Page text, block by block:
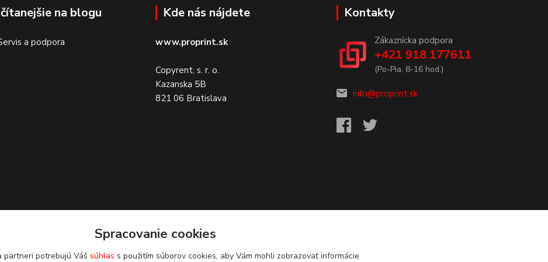
na blogu
a podpora
Kde nás nájdete
www.proprint.sk
Copyrent, s. r. o.
Kazanska 5B
821 06 Bratislava
Kontakty
Zákaznícka podpora
+421 918 177611
(Po-Pia, 8-16 hod.)
info@proprint.sk
Spracovanie cookies
partneri potrebujú Váš súhlas s použitím súborov cookies, aby Vám mohli zobrazovať informácie